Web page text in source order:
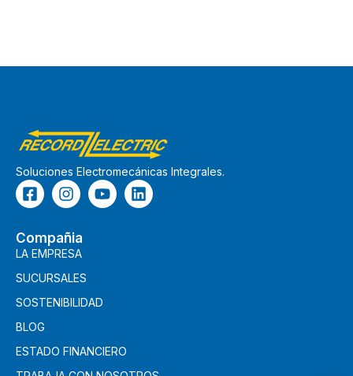
Soluciones Electromecánicas Integrales.
Compañia
LA EMPRESA
SUCURSALES
SOSTENIBILIDAD
BLOG
ESTADO FINANCIERO